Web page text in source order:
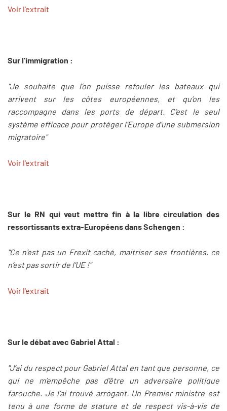
Voir l'extrait
Sur l'immigration :
"Je souhaite que l’on puisse refouler les bateaux qui
arrivent sur les côtes européennes, et qu’on les
raccompagne dans les ports de départ. C’est le seul
système efficace pour protéger l’Europe d’une submersion
migratoire"
Voir l'extrait
Sur le RN qui veut mettre fin à la libre circulation des
ressortissants extra-Européens dans Schengen :
"Ce n’est pas un Frexit caché, maitriser ses frontières, ce
n’est pas sortir de l’UE !"
Voir l'extrait
Sur le débat avec Gabriel Attal :
"J’ai du respect pour Gabriel Attal en tant que personne, ce
qui ne m’empêche pas d’être un adversaire politique
farouche. Je l’ai trouvé arrogant. Un Premier ministre est
tenu à une forme de stature et de respect vis-à-vis de